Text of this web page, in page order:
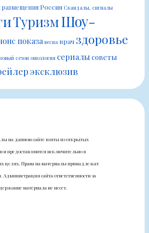
размещенияРоссия Скандалы, сигналы
ТуризмШоу-
показа весна врач здоровье
сезон онкология сериалы советы
эксклюзив
на данном сайте взяты из открытых
и предоставляются исключительно в
целях. Права на материалы принадлежат
сайта ответственности за
материала не несет.